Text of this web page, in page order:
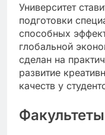
Университет
подготовки
способных
глобальной
сделан на
развитие
качеств у